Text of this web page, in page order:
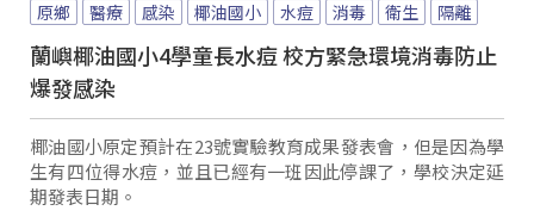
原鄉 醫療 感染 椰油國小 水痘 消毒 衛生 隔離
蘭嶼椰油國小4學童長水痘 校方緊急環境消毒防止
爆發感染
椰油國小原定預計在23號實驗教育成果發表會，但是因為學
生有四位得水痘，並且已經有一班因此停課了，學校決定延
期發表日期。